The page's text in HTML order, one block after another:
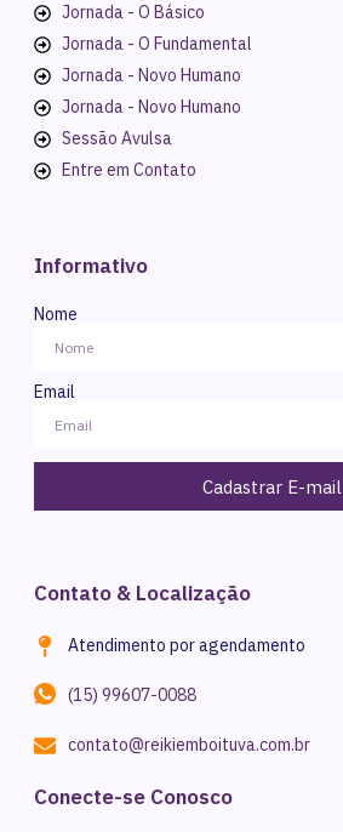
Jornada - O Básico
Jornada - O Fundamental
Jornada - Novo Humano
Jornada - Novo Humano
Sessão Avulsa
Entre em Contato
Informativo
Nome
Email
Cadastrar E-mail
Contato & Localização
Atendimento por agendamento
(15) 99607-0088
contato@reikiemboituva.com.br
Conecte-se Conosco